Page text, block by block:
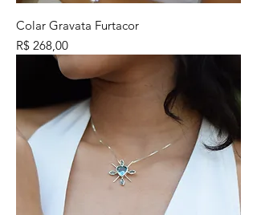
Colar Gravata Furtacor
Preço
R$ 268,00